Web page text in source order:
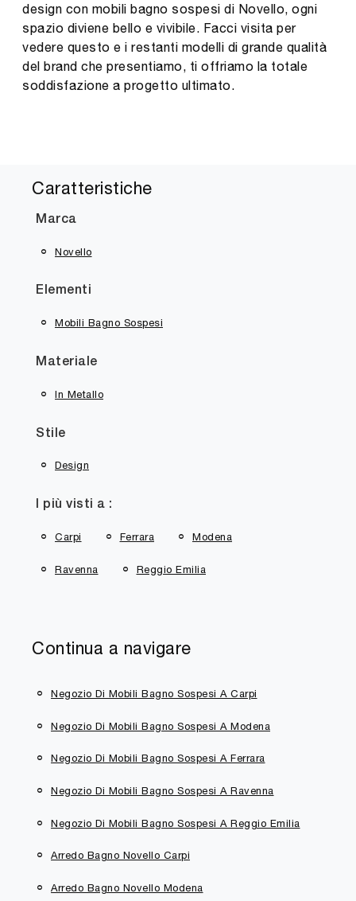
design con mobili bagno sospesi di Novello, ogni
spazio diviene bello e vivibile. Facci visita per
vedere questo e i restanti modelli di grande qualità
del brand che presentiamo, ti offriamo la totale
soddisfazione a progetto ultimato.
Caratteristiche
Marca
Novello
Elementi
Mobili Bagno Sospesi
Materiale
In Metallo
Stile
Design
I più visti a :
Carpi Ferrara Modena
Ravenna Reggio Emilia
Continua a navigare
Negozio Di Mobili Bagno Sospesi A Carpi
Negozio Di Mobili Bagno Sospesi A Modena
Negozio Di Mobili Bagno Sospesi A Ferrara
Negozio Di Mobili Bagno Sospesi A Ravenna
Negozio Di Mobili Bagno Sospesi A Reggio Emilia
Arredo Bagno Novello Carpi
Arredo Bagno Novello Modena